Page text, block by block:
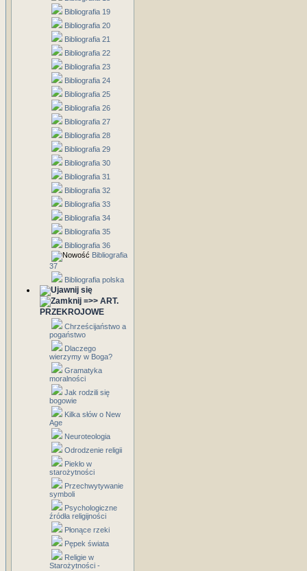
Bibliografia 19
Bibliografia 20
Bibliografia 21
Bibliografia 22
Bibliografia 23
Bibliografia 24
Bibliografia 25
Bibliografia 26
Bibliografia 27
Bibliografia 28
Bibliografia 29
Bibliografia 30
Bibliografia 31
Bibliografia 32
Bibliografia 33
Bibliografia 34
Bibliografia 35
Bibliografia 36
Bibliografia
37
Bibliografia polska
=>> ART.
PRZEKROJOWE
Chrześcijaństwo a
pogaństwo
Dlaczego
wierzymy w Boga?
Gramatyka
moralności
Jak rodzili się
bogowie
Kilka słów o New
Age
Neuroteologia
Odrodzenie religii
Piekło w
starożytności
Przechwytywanie
symboli
Psychologiczne
źródła religijności
Płonące rzeki
Pępek świata
Religie w
Starożytności -